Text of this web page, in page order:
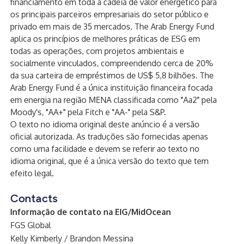
financiamento em toda a cadeia de valor energético para
os principais parceiros empresariais do setor público e
privado em mais de 35 mercados. The Arab Energy Fund
aplica os princípios de melhores práticas de ESG em
todas as operações, com projetos ambientais e
socialmente vinculados, compreendendo cerca de 20%
da sua carteira de empréstimos de US$ 5,8 bilhões. The
Arab Energy Fund é a única instituição financeira focada
em energia na região MENA classificada como "Aa2" pela
Moody's, "AA+" pela Fitch e "AA-" pela S&P.
O texto no idioma original deste anúncio é a versão
oficial autorizada. As traduções são fornecidas apenas
como uma facilidade e devem se referir ao texto no
idioma original, que é a única versão do texto que tem
efeito legal.
Contacts
Informação de contato na EIG/MidOcean
FGS Global
Kelly Kimberly / Brandon Messina